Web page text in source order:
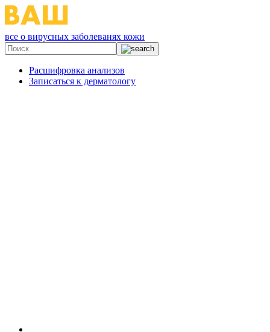
все о вирусных заболеванях кожи
Расшифровка анализов
Записаться к дерматологу